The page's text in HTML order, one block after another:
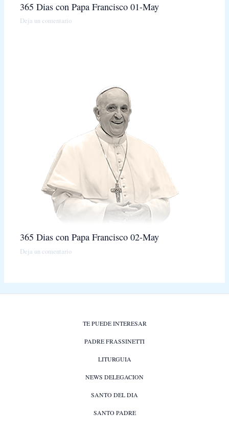
365 Dias con Papa Francisco 01-May
Deja un comentario
365 Dias con Papa Francisco 02-May
Deja un comentario
TE PUEDE INTERESAR
PADRE FRASSINETTI
LITURGUIA
NEWS DELEGACION
SANTO DEL DIA
SANTO PADRE